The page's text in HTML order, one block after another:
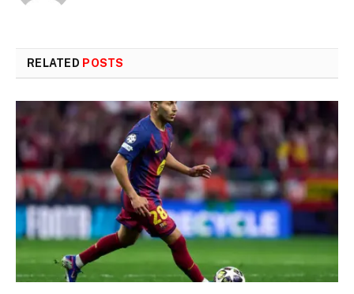
RELATED POSTS